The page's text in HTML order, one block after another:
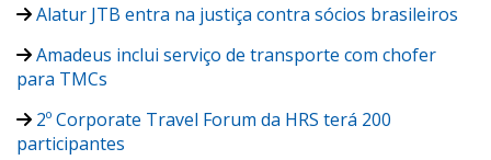
Alatur JTB entra na justiça contra sócios brasileiros
Amadeus inclui serviço de transporte com chofer
para TMCs
2º Corporate Travel Forum da HRS terá 200
participantes